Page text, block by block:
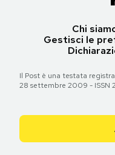
Chi
Gestisci le
Il Post è una testata
28 settembre 2009 - ISSN